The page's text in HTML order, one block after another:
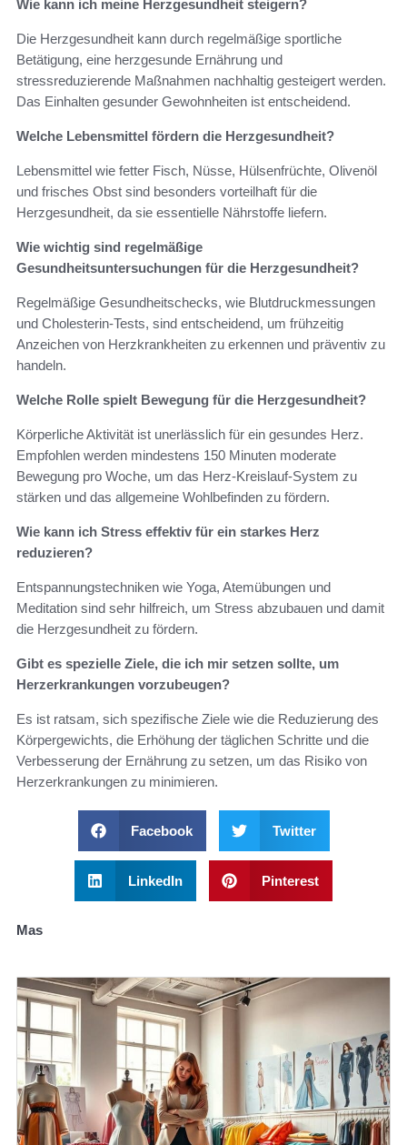
Wie kann ich meine Herzgesundheit steigern?
Die Herzgesundheit kann durch regelmäßige sportliche
Betätigung, eine herzgesunde Ernährung und
stressreduzierende Maßnahmen nachhaltig gesteigert werden.
Das Einhalten gesunder Gewohnheiten ist entscheidend.
Welche Lebensmittel fördern die Herzgesundheit?
Lebensmittel wie fetter Fisch, Nüsse, Hülsenfrüchte, Olivenöl
und frisches Obst sind besonders vorteilhaft für die
Herzgesundheit, da sie essentielle Nährstoffe liefern.
Wie wichtig sind regelmäßige
Gesundheitsuntersuchungen für die Herzgesundheit?
Regelmäßige Gesundheitschecks, wie Blutdruckmessungen
und Cholesterin-Tests, sind entscheidend, um frühzeitig
Anzeichen von Herzkrankheiten zu erkennen und präventiv zu
handeln.
Welche Rolle spielt Bewegung für die Herzgesundheit?
Körperliche Aktivität ist unerlässlich für ein gesundes Herz.
Empfohlen werden mindestens 150 Minuten moderate
Bewegung pro Woche, um das Herz-Kreislauf-System zu
stärken und das allgemeine Wohlbefinden zu fördern.
Wie kann ich Stress effektiv für ein starkes Herz
reduzieren?
Entspannungstechniken wie Yoga, Atemübungen und
Meditation sind sehr hilfreich, um Stress abzubauen und damit
die Herzgesundheit zu fördern.
Gibt es spezielle Ziele, die ich mir setzen sollte, um
Herzerkrankungen vorzubeugen?
Es ist ratsam, sich spezifische Ziele wie die Reduzierung des
Körpergewichts, die Erhöhung der täglichen Schritte und die
Verbesserung der Ernährung zu setzen, um das Risiko von
Herzerkrankungen zu minimieren.
Facebook Twitter
LinkedIn Pinterest
Mas